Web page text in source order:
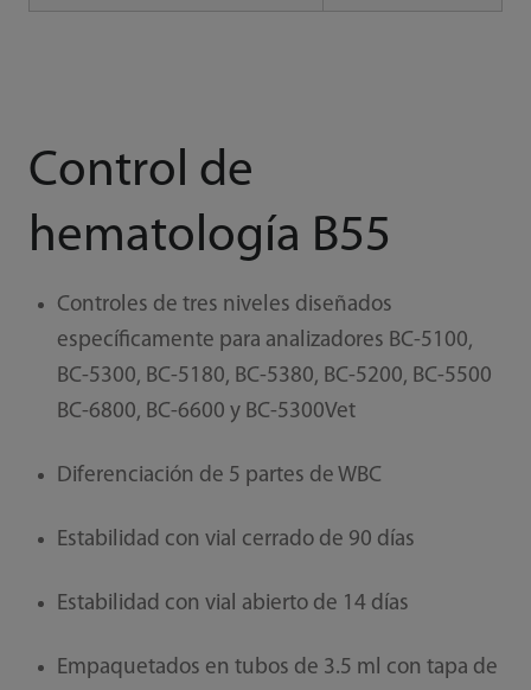
Control de
hematología B55
Controles de tres niveles diseñados
específicamente para analizadores BC-5100,
BC-5300, BC-5180, BC-5380, BC-5200, BC-5500
BC-6800, BC-6600 y BC-5300Vet
Diferenciación de 5 partes de WBC
Estabilidad con vial cerrado de 90 días
Estabilidad con vial abierto de 14 días
Empaquetados en tubos de 3.5 ml con tapa de